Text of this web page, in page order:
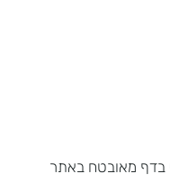
בדף מאובטח באתר